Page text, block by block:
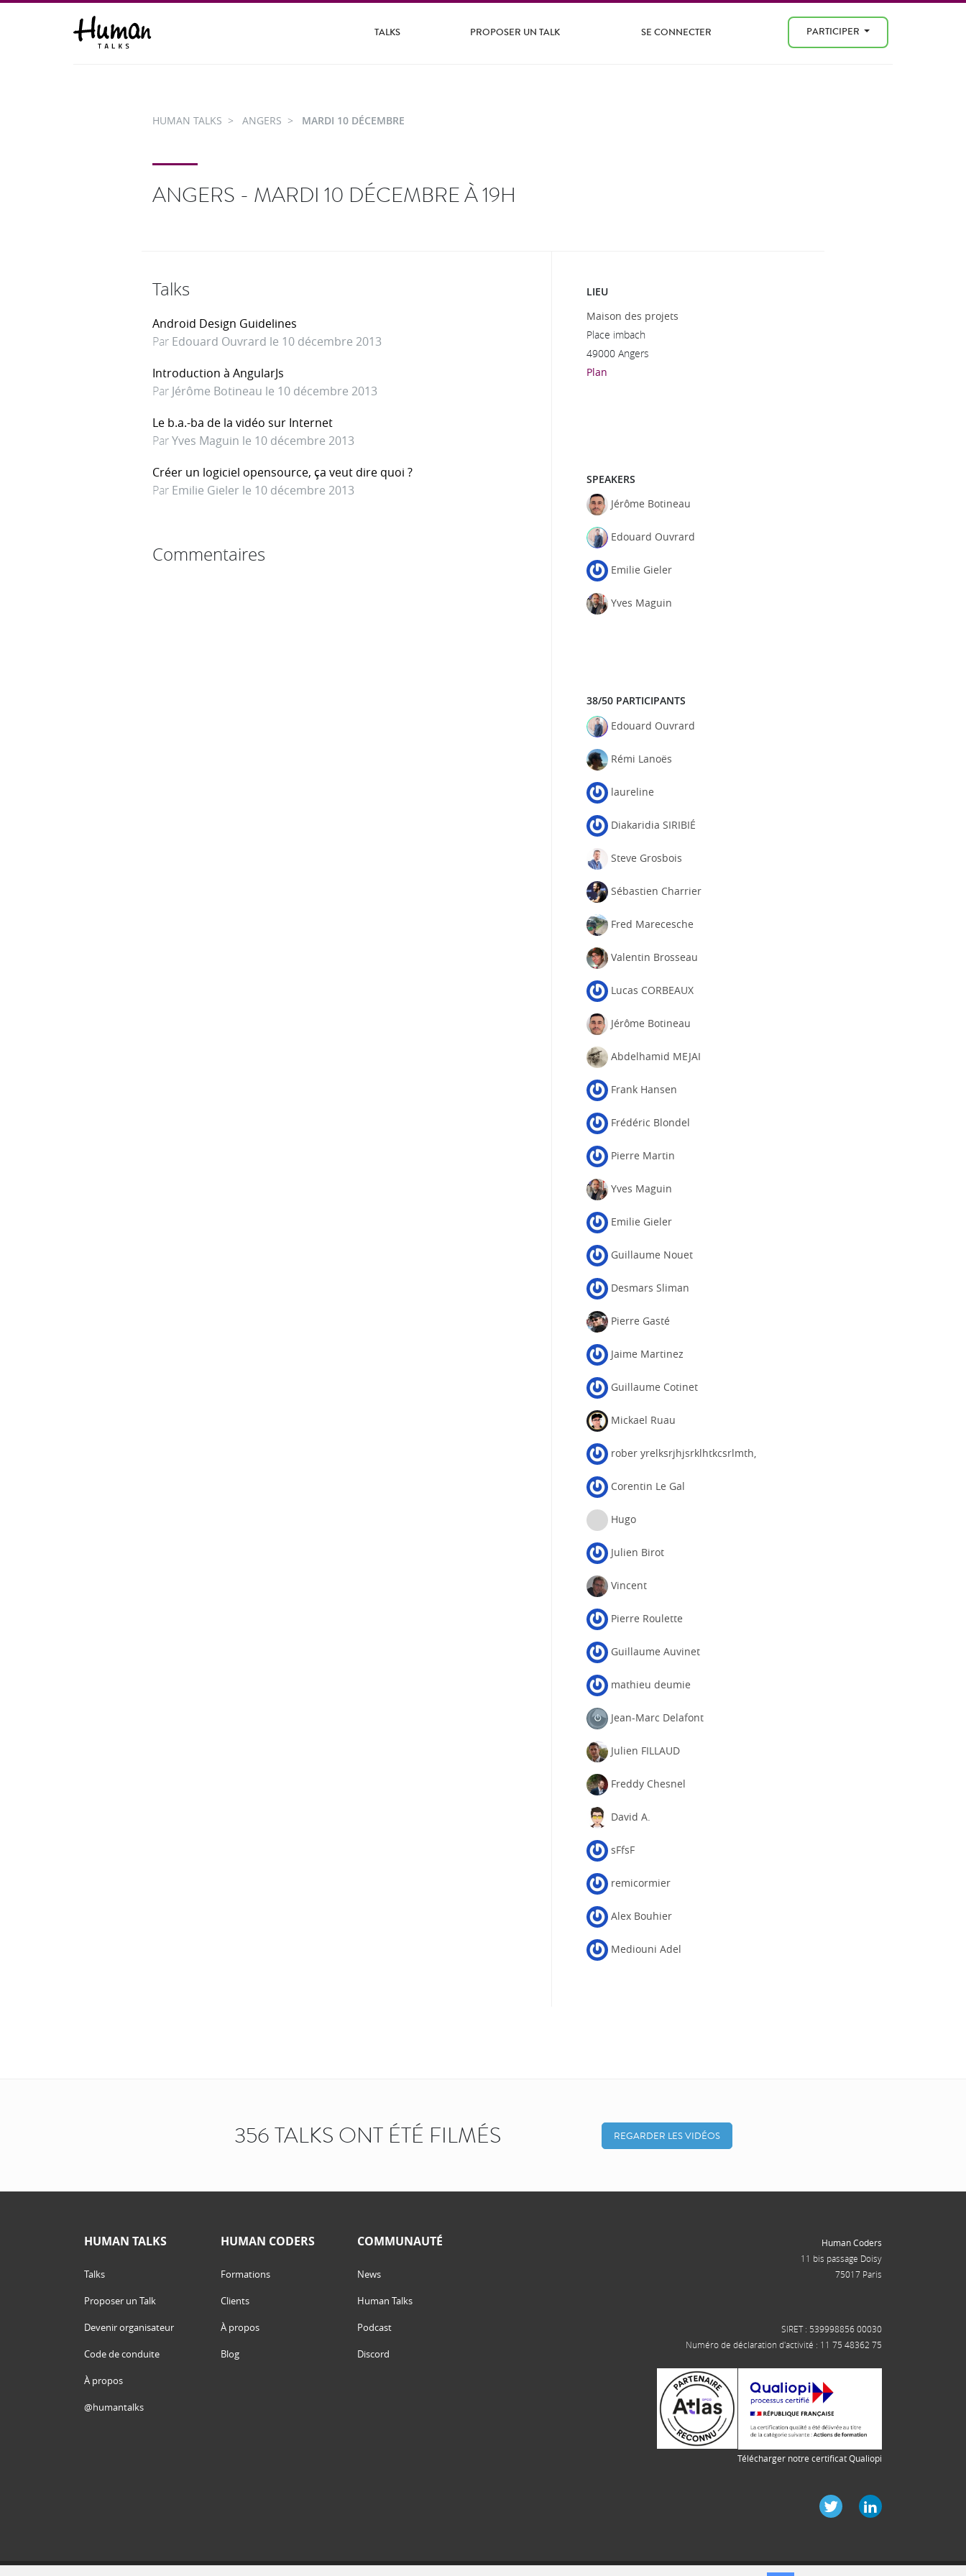
TALKS PROPOSER UN TALK SE CONNECTER PARTICIPER
HUMAN TALKS ANGERS MARDI 10 DÉCEMBRE
ANGERS - MARDI 10 DÉCEMBRE À 19H
Talks
Android Design Guidelines
Par Edouard Ouvrard le 10 décembre 2013
Introduction à AngularJs
Par Jérôme Botineau le 10 décembre 2013
Le b.a.-ba de la vidéo sur Internet
ParYves Maguin le 10 décembre 2013
Créer un logiciel opensource, ça veut dire quoi ?
Par Emilie Gieler le 10 décembre 2013
Commentaires
LIEU
Maison des projets
Place imbach
49000 Angers
Plan
SPEAKERS
Jérôme Botineau
Edouard Ouvrard
Emilie Gieler
Yves Maguin
38/50 PARTICIPANTS
Edouard Ouvrard
Rémi Lanoës
laureline
Diakaridia SIRIBIÉ
Steve Grosbois
Sébastien Charrier
Fred Marecesche
Valentin Brosseau
Lucas CORBEAUX
Jérôme Botineau
Abdelhamid MEJAI
Frank Hansen
Frédéric Blondel
Pierre Martin
Yves Maguin
Emilie Gieler
Guillaume Nouet
Desmars Sliman
Pierre Gasté
Jaime Martinez
Guillaume Cotinet
Mickael Ruau
rober yrelksrjhjsrklhtkcsrlmth,
Corentin Le Gal
Hugo
Julien Birot
Vincent
Pierre Roulette
Guillaume Auvinet
mathieu deumie
Jean-Marc Delafont
Julien FILLAUD
Freddy Chesnel
David A.
sFfsF
remicormier
Alex Bouhier
Mediouni Adel
356 TALKS ONT ÉTÉ FILMÉS REGARDER LES VIDÉOS
HUMAN TALKS
Talks
Proposer un Talk
Devenir organisateur
Code de conduite
À propos
@humantalks
HUMAN CODERS
Formations
Clients
À propos
Blog
COMMUNAUTÉ
News
Human Talks
Podcast
Discord
Human Coders
11 bis passage Doisy
75017 Paris
SIRET : 539998856 00030
Numéro de déclaration d'activité : 11 75 48362 75
Télécharger notre certificat Qualiopi